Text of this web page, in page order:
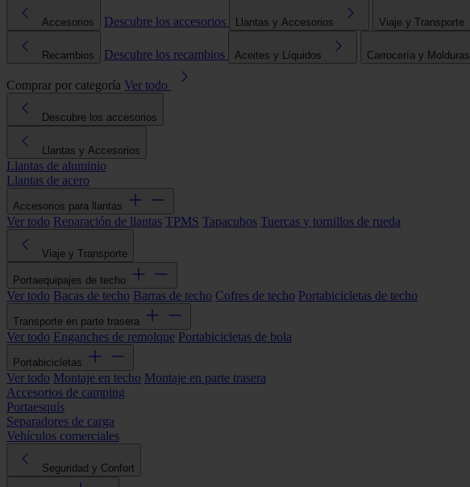
Accesorios Descubre los accesorios Llantas y Accesorios Viaje y Transporte
Recambios Descubre los recambios Aceites y Líquidos Carrocería y Molduras
Comprar por categoría Ver todo
Descubre los accesorios
Llantas y Accesorios
Llantas de aluminio
Llantas de acero
Accesorios para llantas
Ver todo Reparación de llantas TPMS Tapacubos Tuercas y tornillos de rueda
Viaje y Transporte
Portaequipajes de techo
Ver todo Bacas de techo Barras de techo Cofres de techo Portabicicletas de techo
Transporte en parte trasera
Ver todo Enganches de remolque Portabicicletas de bola
Portabicicletas
Ver todo Montaje en techo Montaje en parte trasera
Accesorios de camping
Portaesquís
Separadores de carga
Vehículos comerciales
Seguridad y Confort